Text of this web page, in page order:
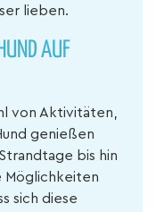
lieben.
AUF
von Aktivitäten,
genießen
bis hin
Möglichkeiten
sich diese